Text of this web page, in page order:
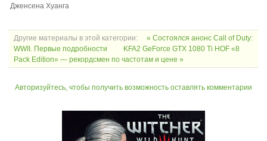
Дженсена Хуанга
Другие материалы в этой категории:
« Состоялся анонс Call of Duty:
WWII. Первые подробности
KFA2 GeForce GTX 1080 Ti HOF «8
Pack Edition» — рекордсмен по частотам и цене »
Авторизуйтесь, чтобы получить возможность оставлять комментарии